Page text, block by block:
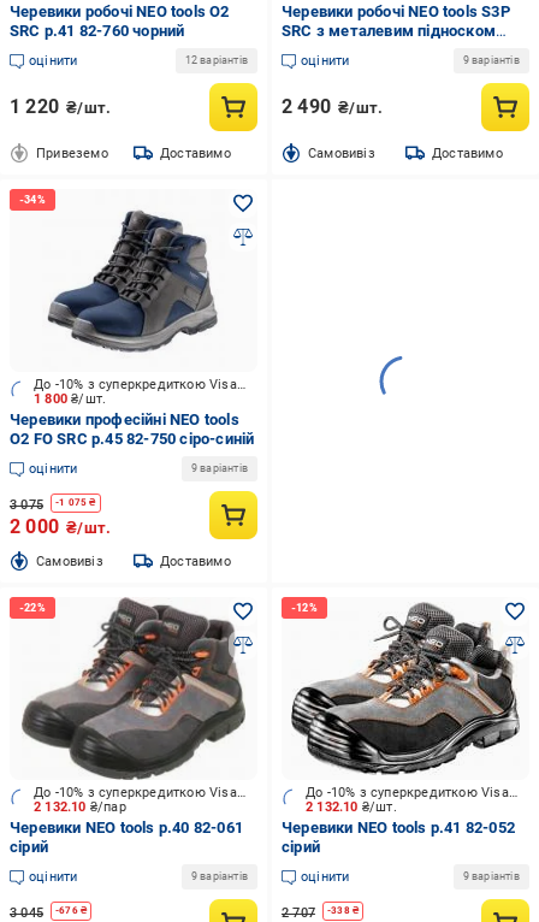
Черевики робочі NEO tools O2
SRC р.41 82-760 чорний
оцінити 12 варіантів
1 220 ₴/шт.
Привеземо Доставимо
Черевики робочі NEO tools S3P
SRC з металевим підноском
р.45 82-146 чорний
оцінити 9 варіантів
2 490 ₴/шт.
Cамовивіз Доставимо
1 800₴/шт.
До -10% з суперкредиткою Visa Вигода
Черевики професійні NEO tools
О2 FO SRC р.45 82-750 сіро-синій
оцінити 9 варіантів
3 075 -1 075 ₴
2 000 ₴/шт.
Cамовивіз Доставимо
2 132.10 ₴/пар
До -10% з суперкредиткою Visa Вигода
Черевики NEO tools р.40 82-061
сірий
оцінити 9 варіантів
3 045 -676₴
2 132.10 ₴/шт.
До -10% з суперкредиткою Visa Вигода
Черевики NEO tools р.41 82-052
сірий
оцінити 9 варіантів
2 707 -338₴